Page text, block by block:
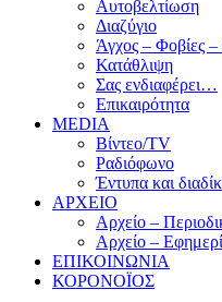
Αυτοβελτίωση
Διαζύγιο
Άγχος – Φοβίες –
Κατάθλιψη
Σας ενδιαφέρει…
Επικαιρότητα
MEDIA
Βίντεο/TV
Ραδιόφωνο
Έντυπα και
ΑΡΧΕΙΟ
Αρχείο –
Αρχείο –
ΕΠΙΚΟΙΝΩΝΙΑ
ΚΟΡΟΝΟΪΟΣ